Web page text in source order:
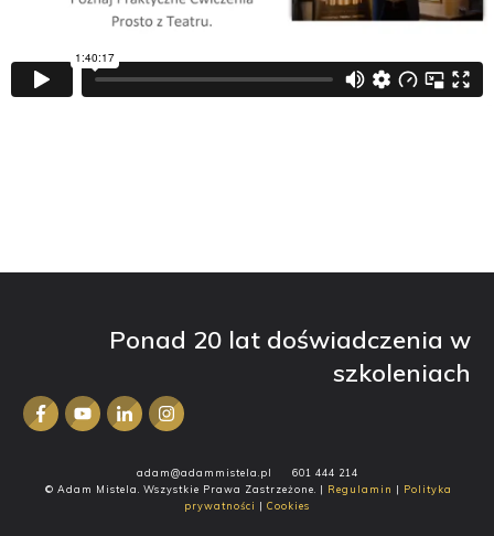
Ponad 20 lat doświadczenia w
szkoleniach
adam@adammistela.pl
601 444 214
© Adam Mistela. Wszystkie Prawa Zastrzeżone. | Regulamin | Polityka
prywatności | Cookies